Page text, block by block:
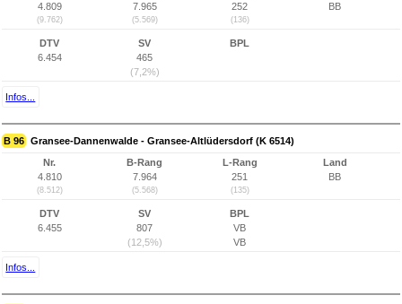
4.809
(9.762)
7.965
(5.569)
252
(136)
BB
DTV
6.454
SV
465
(7,2%)
BPL
Infos...
B 96 Gransee-Dannenwalde - Gransee-Altlüdersdorf (K 6514)
Nr.
4.810
(8.512)
B-Rang
7.964
(5.568)
L-Rang
251
(135)
Land
BB
DTV
6.455
SV
807
(12,5%)
BPL
VB
VB
Infos...